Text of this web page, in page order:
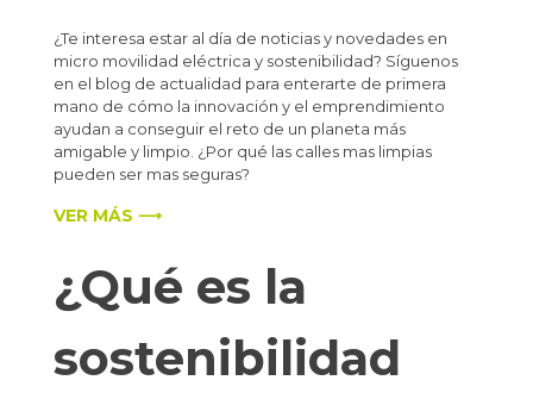
¿Te interesa estar al día de noticias y novedades en
micro movilidad eléctrica y sostenibilidad? Síguenos
en el blog de actualidad para enterarte de primera
mano de cómo la innovación y el emprendimiento
ayudan a conseguir el reto de un planeta más
amigable y limpio. ¿Por qué las calles mas limpias
pueden ser mas seguras?
VER MÁS ⟶
¿Qué es la
sostenibilidad